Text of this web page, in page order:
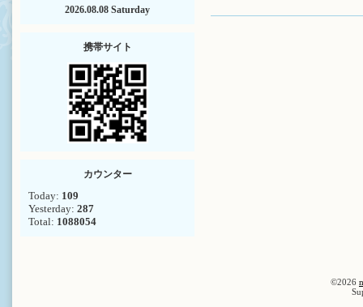
2026.08.08 Saturday
携帯サイト
カウンター
Today: 109
Yesterday: 287
Total: 1088054
©2026